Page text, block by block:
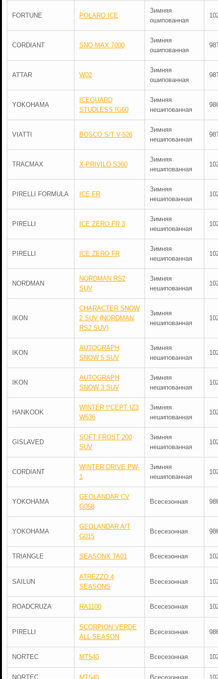
FORTUNE POLARO ICE
Зимняя
ошипованная
CORDIANT SNO-MAX 7000
Зимняя
ошипованная
ATTAR W02
Зимняя
ошипованная
YOKOHAMA
ICEGUARD
STUDLESS IG60
Зимняя
нешипованная
VIATTI BOSCO S/T V-526
Зимняя
нешипованная
TRACMAX X-PRIVILO S360
Зимняя
нешипованная
PIRELLI FORMULA ICE FR
Зимняя
нешипованная
PIRELLI ICE ZERO FR 3
Зимняя
нешипованная
PIRELLI ICE ZERO FR
Зимняя
нешипованная
NORDMAN
NORDMAN RS2
SUV
Зимняя
нешипованная
IKON
CHARACTER SNOW
2 SUV (NORDMAN
RS2 SUV)
Зимняя
нешипованная
IKON
AUTOGRAPH
SNOW 5 SUV
Зимняя
нешипованная
IKON
AUTOGRAPH
SNOW 3 SUV
Зимняя
нешипованная
HANKOOK
WINTER I*CEPT IZ3
W636
Зимняя
нешипованная
GISLAVED
SOFT FROST 200
SUV
Зимняя
нешипованная
CORDIANT
WINTER DRIVE PW-
1
Зимняя
нешипованная
YOKOHAMA
GEOLANDAR CV
G058
Всесезонная
YOKOHAMA
GEOLANDAR A/T
G015
Всесезонная
TRIANGLE SEASONX TA01 Всесезонная
SAILUN
ATREZZO 4
SEASONS
Всесезонная
ROADCRUZA RA1100 Всесезонная
PIRELLI
SCORPION VERDE
ALL-SEASON
Всесезонная
NORTEC MT540 Всесезонная
NORTEC MT540 Всесезонная